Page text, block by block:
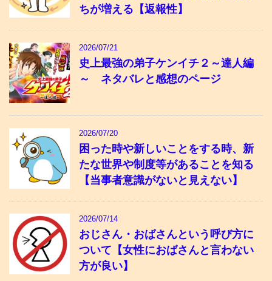
ちが増える【返報性】
2026/07/21
史上最強の弟子ケンイチ２～達人編
～ ネタバレと感想のページ
2026/07/20
困った時や新しいことをする時、新
たな世界や制度等があることを知る
【当事者意識がないと見えない】
2026/07/14
おじさん・おばさんという呼び方に
ついて【女性におばさんと言わない
方が良い】